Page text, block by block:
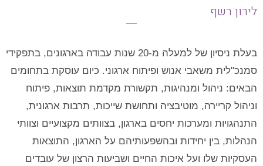
לירון רשף
בעלת ניסיון של למעלה מ-20 שנות עבודה בארגונים, בתפקידי
סמנכ"לית משאבי אנוש ופיתוח ארגוני. כיום עוסקת בתחומים
הבאים: ניהול ומנהיגות, תקשורת מקדמת תוצאות, פיתוח
וניהול קריירה, מוטיבציה ותחושת שייכות, תרבות ארגונית,
התנהגויות ומערכות יחסים בארגון, בצוותים מקצועיים וצוותי
הנהלות, בין יחידות ובהשפעותיהם על הארגון, התוצאות
העסקיות שלו ועל איכות החיים ושביעות הרצון של עובדים